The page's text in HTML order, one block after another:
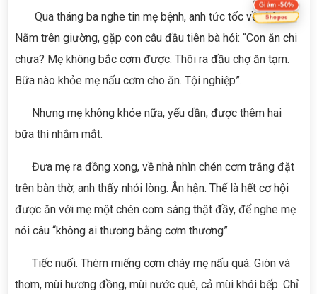
Qua tháng ba nghe tin mẹ bệnh, anh tức tốc về nhà.
Nằm trên giường, gặp con câu đầu tiên bà hỏi: “Con ăn chi
chưa? Mẹ không bắc cơm được. Thôi ra đầu chợ ăn tạm.
Bữa nào khỏe mẹ nấu cơm cho ăn. Tội nghiệp”.
Nhưng mẹ không khỏe nữa, yếu dần, được thêm hai
bữa thì nhắm mắt.
Đưa mẹ ra đồng xong, về nhà nhìn chén cơm trắng đặt
trên bàn thờ, anh thấy nhói lòng. Ân hận. Thế là hết cơ hội
được ăn với mẹ một chén cơm sáng thật đầy, để nghe mẹ
nói câu “không ai thương bằng cơm thương”.
Tiếc nuối. Thèm miếng cơm cháy mẹ nấu quá. Giòn và
thơm, mùi hương đồng, mùi nước quê, cả mùi khói bếp. Chỉ
Giảm -50%
Shopee